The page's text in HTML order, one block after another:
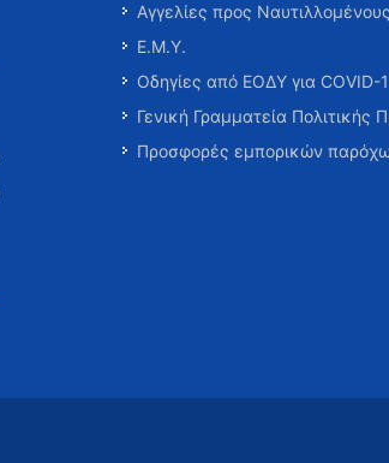
Αγγελίες προς Ναυτιλλομένους
Ε.Μ.Υ.
Οδηγίες από ΕΟΔΥ για COVID-
Γενική Γραμματεία Πολιτικής
Προσφορές εμπορικών